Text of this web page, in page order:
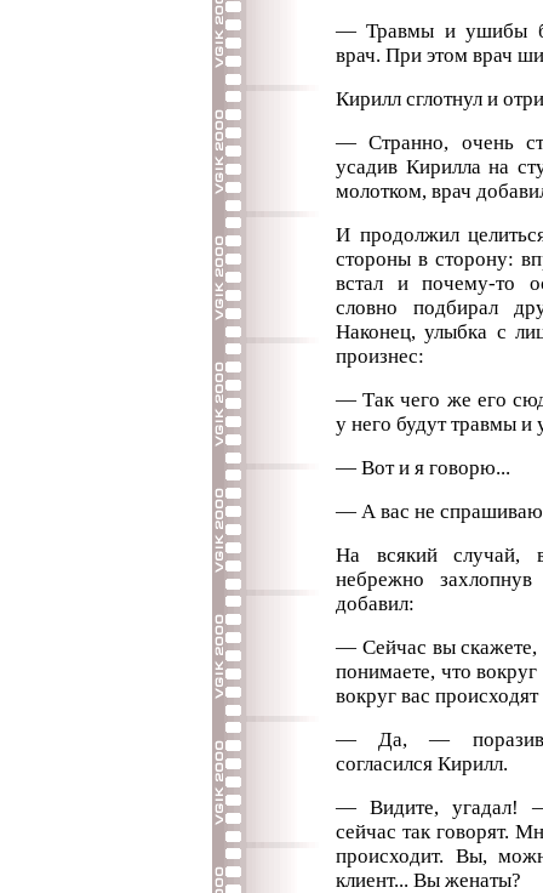
— Травмы и ушибы
врач. При этом врач
Кирилл сглотнул и
— Странно, очень
усадив Кирилла на
молотком, врач
И продолжил
стороны в сторону:
встал и почему-то
словно подбирал
Наконец, улыбка с
произнес:
— Так чего же его
у него будут травмы
— Вот и я говорю...
— А вас не
На всякий случай,
небрежно
добавил:
— Сейчас вы скажете,
понимаете, что
вокруг вас
— Да, —
согласился Кирилл.
— Видите, угадал!
сейчас так говорят.
происходит. Вы,
клиент... Вы женаты?